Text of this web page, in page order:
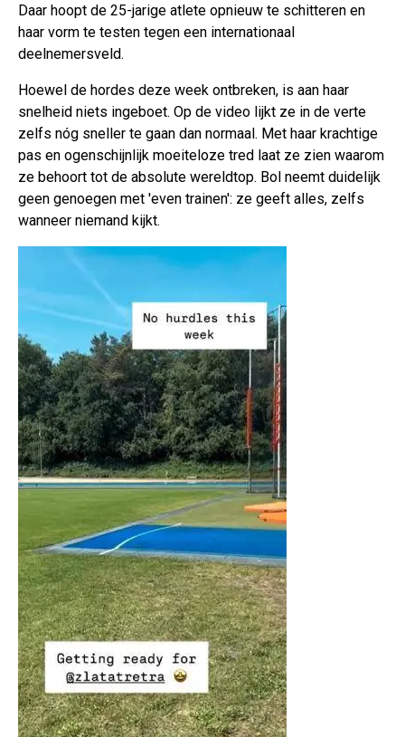
Daar hoopt de 25-jarige atlete opnieuw te schitteren en
haar vorm te testen tegen een internationaal
deelnemersveld.
Hoewel de hordes deze week ontbreken, is aan haar
snelheid niets ingeboet. Op de video lijkt ze in de verte
zelfs nóg sneller te gaan dan normaal. Met haar krachtige
pas en ogenschijnlijk moeiteloze tred laat ze zien waarom
ze behoort tot de absolute wereldtop. Bol neemt duidelijk
geen genoegen met 'even trainen': ze geeft alles, zelfs
wanneer niemand kijkt.